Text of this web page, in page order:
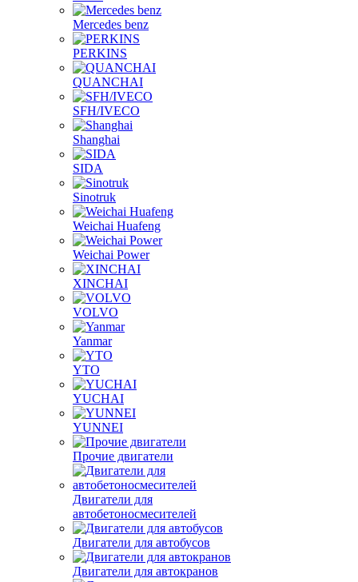
Mercedes benz
PERKINS
QUANCHAI
SFH/IVECO
Shanghai
SIDA
Sinotruk
Weichai Huafeng
Weichai Power
XINCHAI
VOLVO
Yanmar
YTO
YUCHAI
YUNNEI
Прочие двигатели
Двигатели для
автобетоносмесителей
Двигатели для автобусов
Двигатели для автокранов